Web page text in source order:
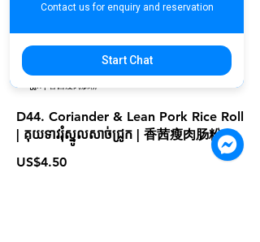
D44. Coriander & Lean Pork Rice Roll
| គុយទាវរុំស្នូលសាច់ជ្រូក | 香茜瘦肉肠粉
US$4.50
Contact us for enquiry and reservation
Start Chat